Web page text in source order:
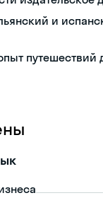
и
путешествий